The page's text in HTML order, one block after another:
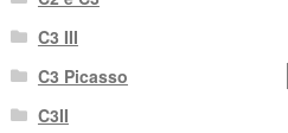
C3 III
C3 Picasso
C3II